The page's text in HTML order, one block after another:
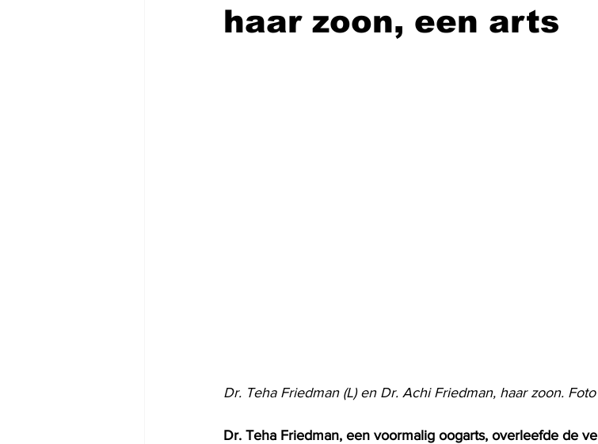
haar zoon, een arts
Dr. Teha Friedman (L) en Dr. Achi Friedman, haar zoon.
Dr. Teha Friedman, een voormalig oogarts, overleefde de